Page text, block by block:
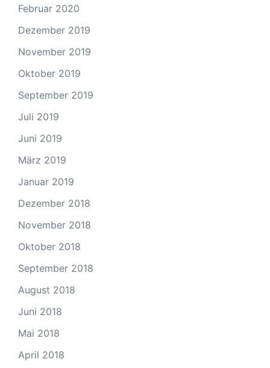
Februar 2020
Dezember 2019
November 2019
Oktober 2019
September 2019
Juli 2019
Juni 2019
März 2019
Januar 2019
Dezember 2018
November 2018
Oktober 2018
September 2018
August 2018
Juni 2018
Mai 2018
April 2018